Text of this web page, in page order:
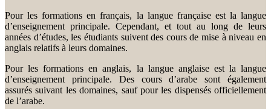
Pour les formations en français, la langue française est la langue
d’enseignement principale. Cependant, et tout au long de leurs
années d’études, les étudiants suivent des cours de mise à niveau en
anglais relatifs à leurs domaines.
Pour les formations en anglais, la langue anglaise est la langue
d’enseignement principale. Des cours d’arabe sont également
assurés suivant les domaines, sauf pour les dispensés officiellement
de l’arabe.